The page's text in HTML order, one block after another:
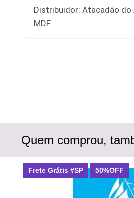
Distribuidor: Atacadão
MDF
Quem comprou,
Frete Grátis #SP 50%OFF